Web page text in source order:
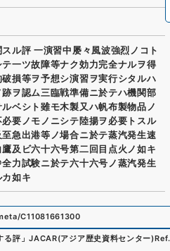
ル評 一演習中屡々風波強烈ノコト
一ツ故障等ナク効力完全ナルヲ得
損等ヲ予想シ演習ヲ実行シタルハ
ヲ認ム三臨戦準備ニ於テハ機関部
ベシト雖モ木製又ハ帆布製物品ノ
要ノモノニシテ陸揚ヲ必要トスル
急出港等ノ場合ニ於テ蒸汽発生速
及ビ六十六号第二回目点火ノ如キ
力試験ニ於テ六十六号ノ蒸汽発生
如キ
C11081661300
る評 」JACAR(アジア歴史資料センター)Ref.